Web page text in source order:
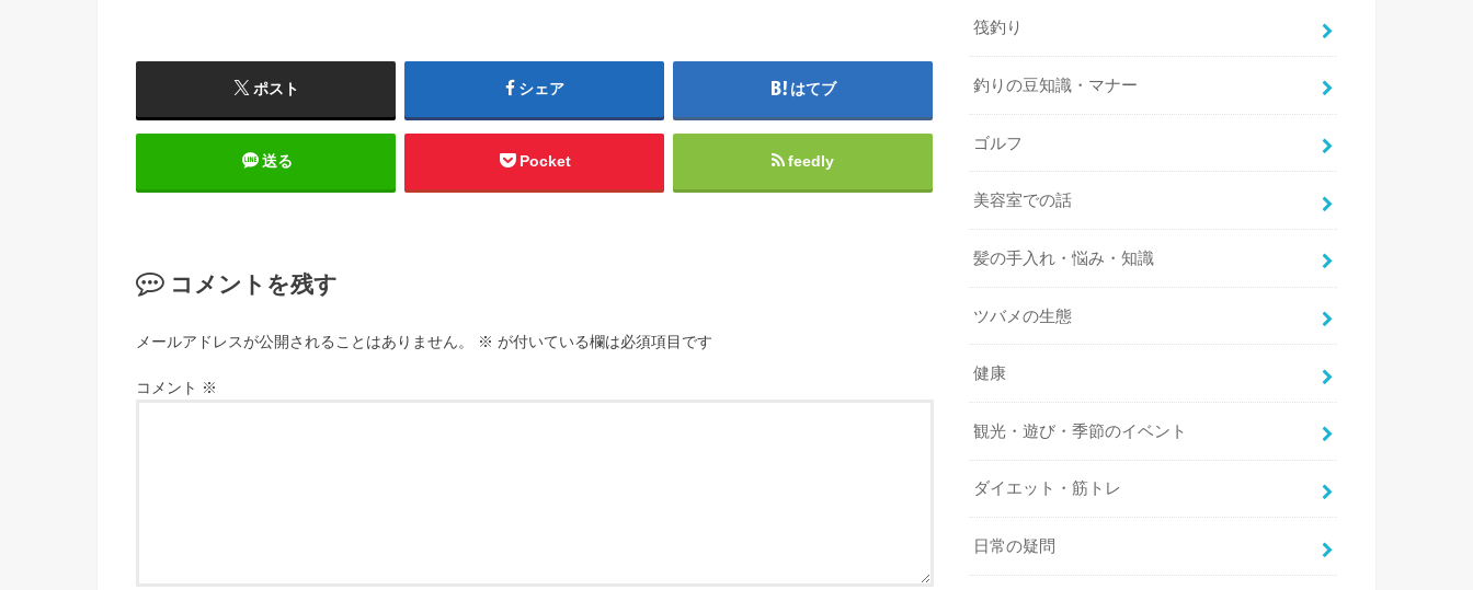
ポスト シェア はてブ
送る Pocket feedly
コメントを残す
メールアドレスが公開されることはありません。 ※ が付いている欄は必須項目です
コメント ※
筏釣り
釣りの豆知識・マナー
ゴルフ
美容室での話
髪の手入れ・悩み・知識
ツバメの生態
健康
観光・遊び・季節のイベント
ダイエット・筋トレ
日常の疑問